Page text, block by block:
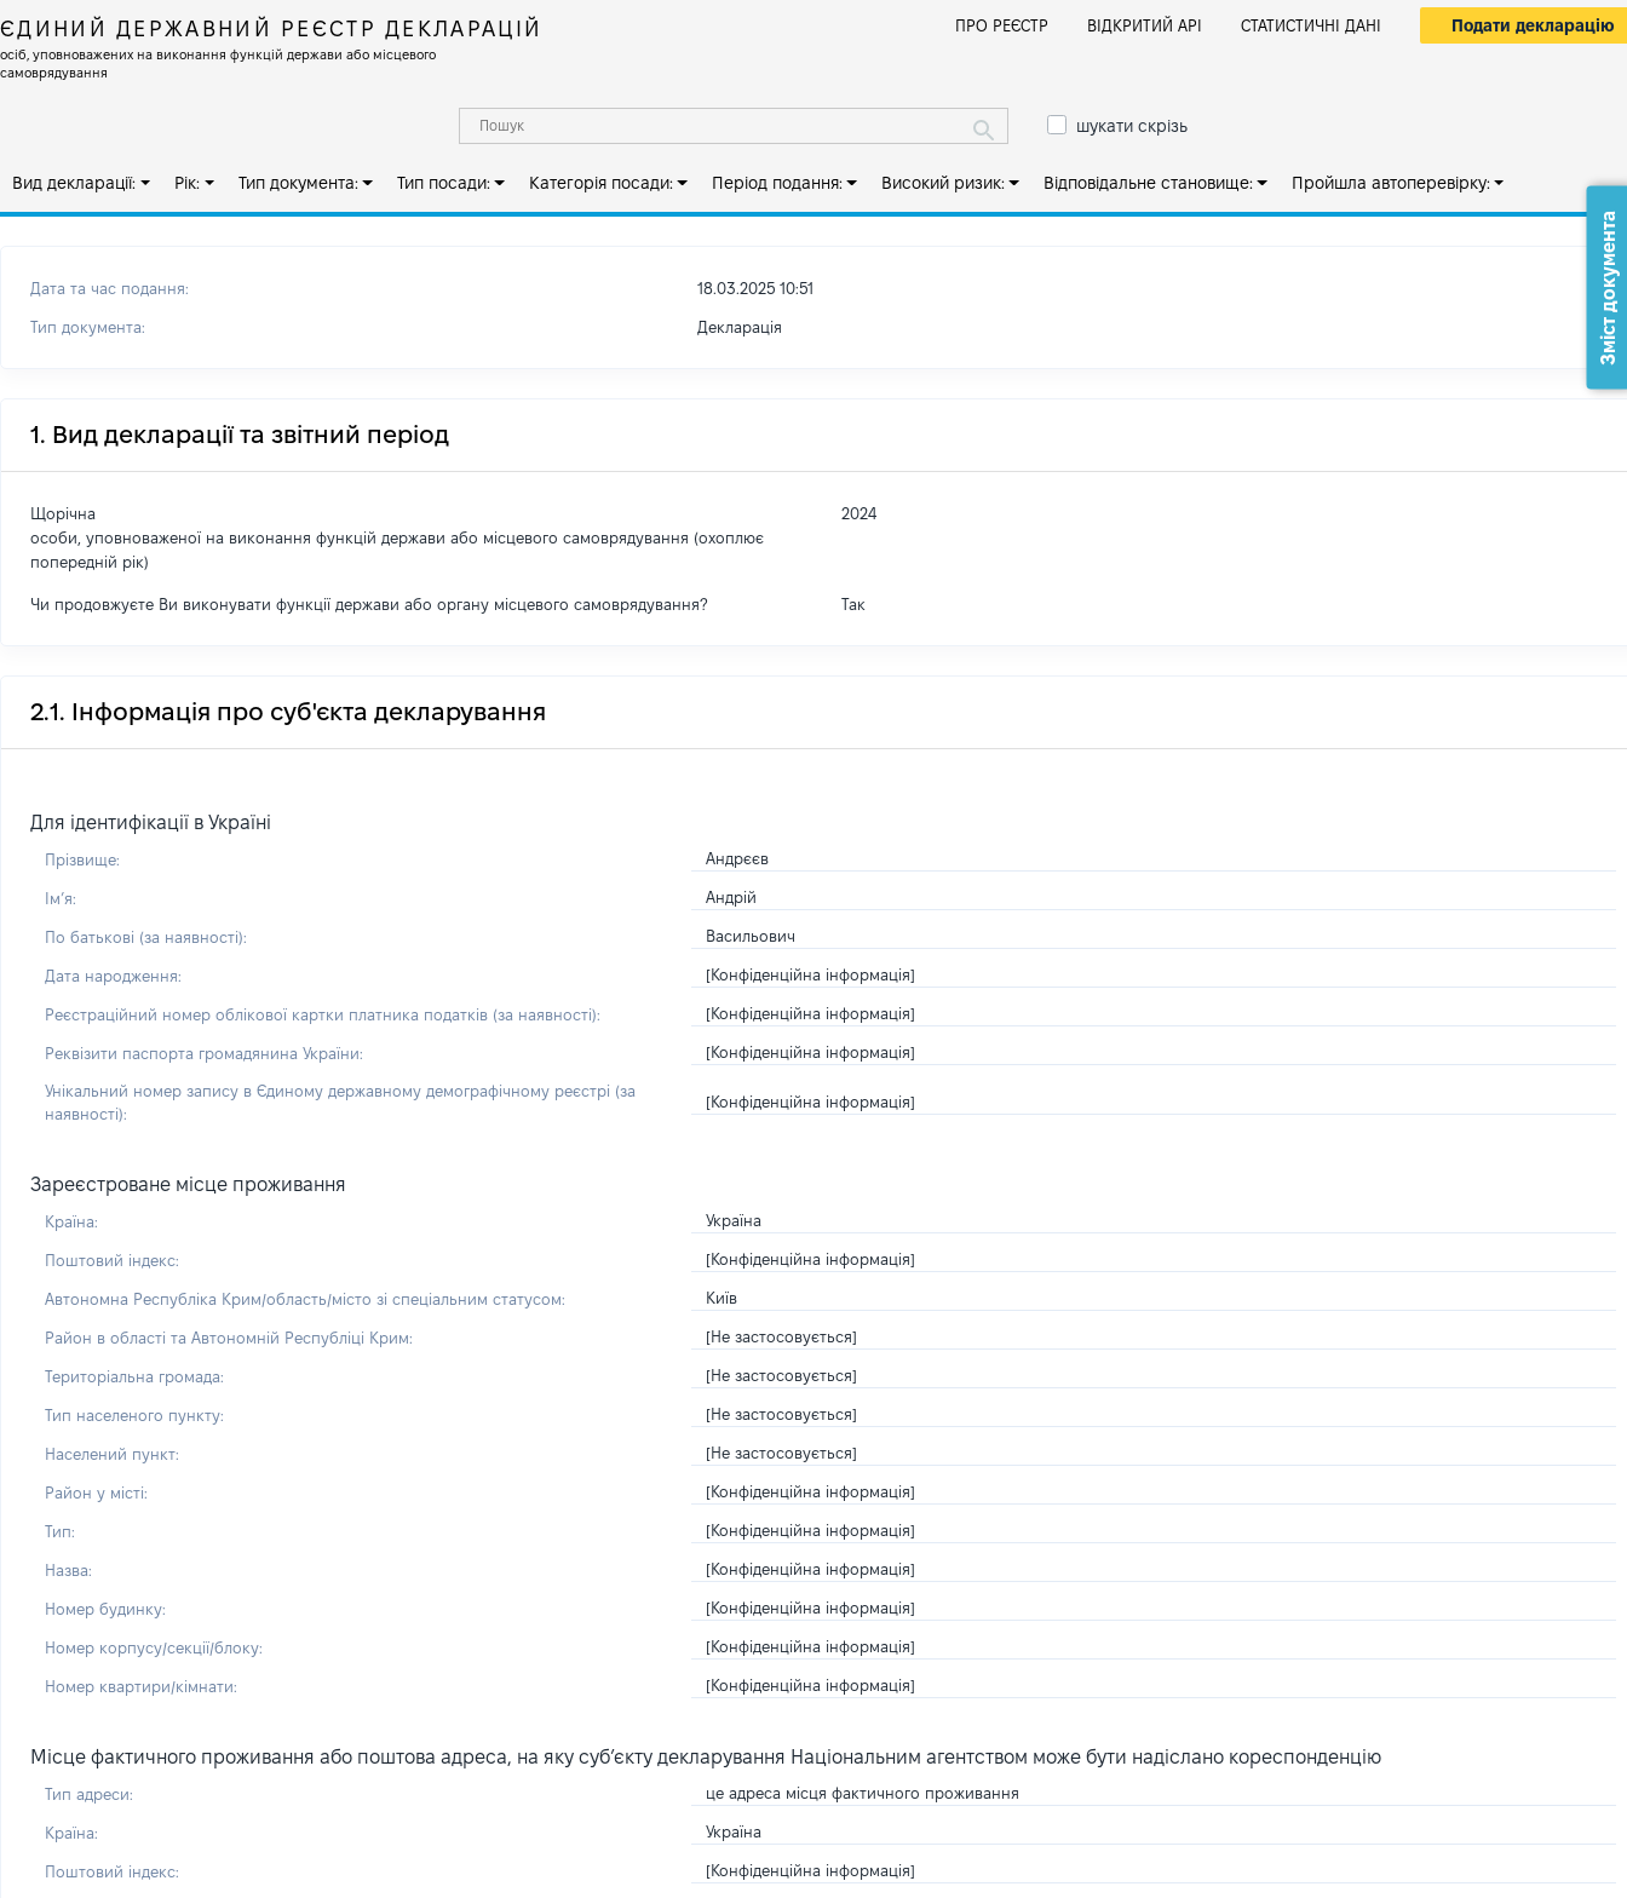
ЄДИНИЙ ДЕРЖАВНИЙ РЕЄСТР ДЕКЛАРАЦІЙ
осіб, уповноважених на виконання функцій держави або місцевого
самоврядування
ПРО РЕЄСТР ВІДКРИТИЙ АРІ СТАТИСТИЧНІ ДАНІ Подати декларацію
шукати скрізь
Вид декларації: Рік: Тип документа: Тип посади: Категорія посади: Період подання: Високий ризик: Відповідальне становище: Пройшла автоперевірку:
Дата та час подання: 18.03.2025 10:51
Тип документа: Декларація
1. Вид декларації та звітний період
Щорічна
особи, уповноваженої на виконання функцій держави або місцевого самоврядування (охоплює
попередній рік)
2024
Чи продовжуєте Ви виконувати функції держави або органу місцевого самоврядування? Так
2.1. Інформація про суб'єкта декларування
Для ідентифікації в Україні
Прізвище: Андрєєв
Імʼя: Андрій
По батькові (за наявності): Васильович
Дата народження: [Конфіденційна інформація]
Реєстраційний номер облікової картки платника податків (за наявності): [Конфіденційна інформація]
Реквізити паспорта громадянина України: [Конфіденційна інформація]
Унікальний номер запису в Єдиному державному демографічному реєстрі (за
наявності):
[Конфіденційна інформація]
Зареєстроване місце проживання
Країна: Україна
Поштовий індекс: [Конфіденційна інформація]
Автономна Республіка Крим/область/місто зі спеціальним статусом: Київ
Район в області та Автономній Республіці Крим: [Не застосовується]
Територіальна громада: [Не застосовується]
Тип населеного пункту: [Не застосовується]
Населений пункт: [Не застосовується]
Район у місті: [Конфіденційна інформація]
Тип: [Конфіденційна інформація]
Назва: [Конфіденційна інформація]
Номер будинку: [Конфіденційна інформація]
Номер корпусу/секції/блоку: [Конфіденційна інформація]
Номер квартири/кімнати: [Конфіденційна інформація]
Місце фактичного проживання або поштова адреса, на яку суб’єкту декларування Національним агентством може бути надіслано кореспонденцію
Тип адреси: це адреса місця фактичного проживання
Країна: Україна
Поштовий індекс: [Конфіденційна інформація]
Зміст документа